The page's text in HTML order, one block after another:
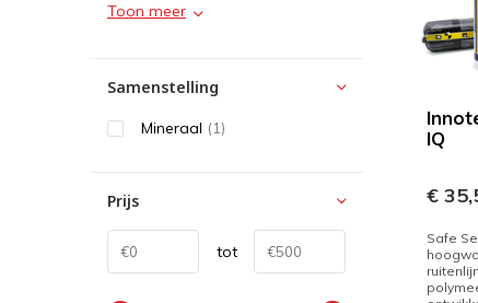
IQ
€
Safe
Toon meer
Samenstelling
Mineraal (1)
Prijs
tot